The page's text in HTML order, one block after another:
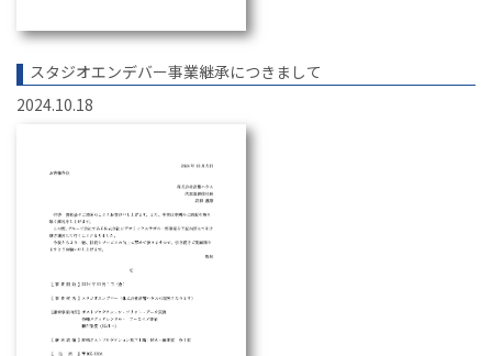
スタジオエンデバー事業継承につきまして
2024.10.18